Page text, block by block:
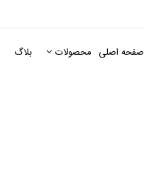
صفحه اصلی محصولات بلاگ